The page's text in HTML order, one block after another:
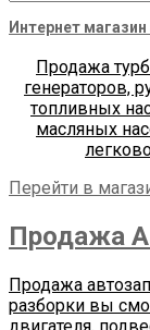
Интернет
Продажа
генераторов,
топливных
масляных
Перейти в
Продажа
Продажа
разборки вы